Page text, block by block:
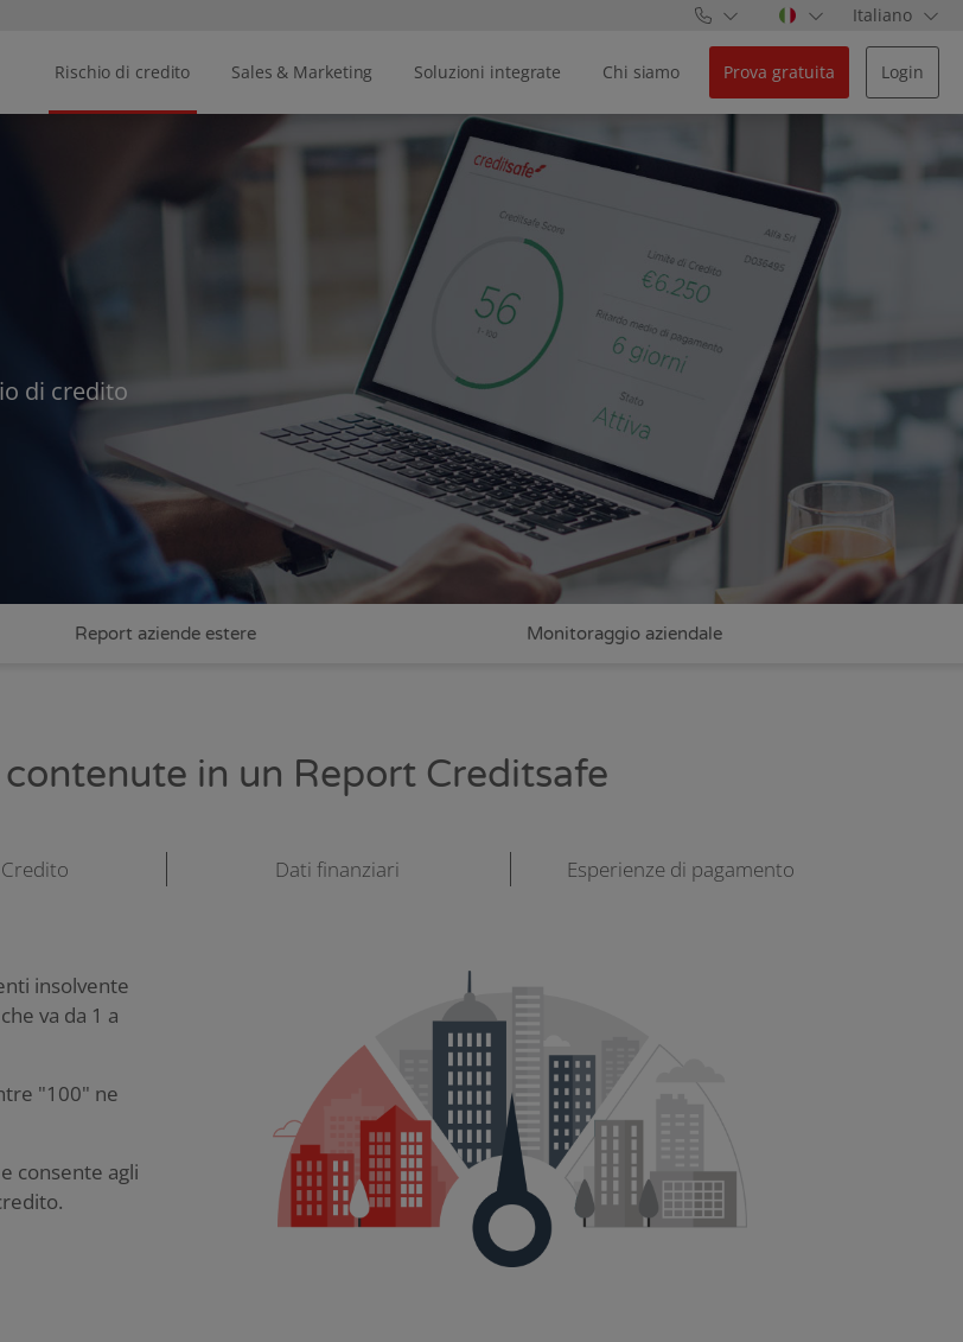
Italiano
Rischio di credito Sales & Marketing Soluzioni integrate Chi siamo Prova gratuita Login
di credito
Report aziende estere Monitoraggio aziendale
in un Report Creditsafe
Dati finanziari Esperienze di pagamento
insolvente
va da 1 a
"100" ne
consente agli